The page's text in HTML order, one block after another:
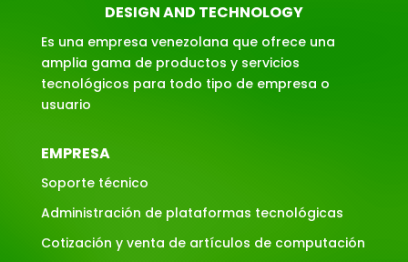
DESIGN AND TECHNOLOGY
Es una empresa venezolana que ofrece una
amplia gama de productos y servicios
tecnológicos para todo tipo de empresa o
usuario
EMPRESA
Soporte técnico
Administración de plataformas tecnológicas
Cotización y venta de artículos de computación